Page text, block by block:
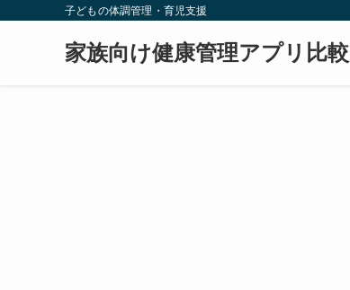
子どもの体調管理・育児支援
家族向け健康管理アプリ比較